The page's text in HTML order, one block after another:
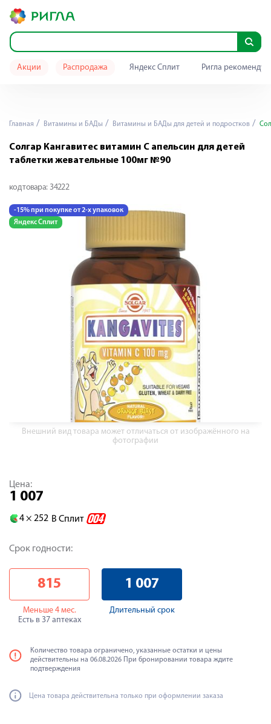
Акции Распродажа Яндекс Сплит Ригла
Главная Витамины и БАДы Витамины и БАДы для детей и подростков
Солгар Кангавитес витамин С апельсин для детей
таблетки жевательные 100мг №90
код товара: 34222
-15% при покупке от 2-х упаковок
Яндекс Сплит
Внешний вид товара может отличаться от изображённого на
фотографии
Цена:
1 007
4 × 252 В Сплит
Срок годности:
815
Меньше 4 мес.
Есть в 37 аптеках
1 007
Длительный срок
Количество товара ограничено, указанные остатки и цены
действительны на 06.08.2026 При бронировании товара ждите
подтверждения
Цена товара действительна только при оформлении заказа